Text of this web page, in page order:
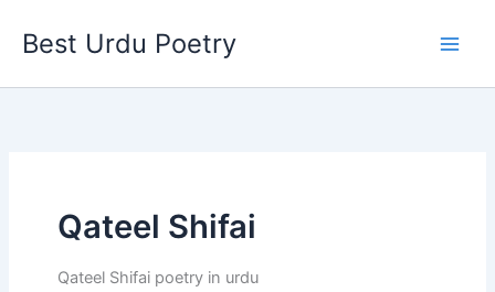
Best Urdu Poetry
Qateel Shifai
Qateel Shifai poetry in urdu